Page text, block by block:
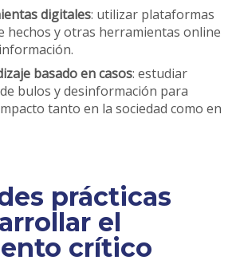
digitales: utilizar plataformas
hechos y otras herramientas online
basado en casos: estudiar
bulos y desinformación para
tanto en la sociedad como en
prácticas
el
crítico